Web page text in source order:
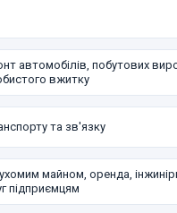
автомобілів, побутових
вжитку
та зв'язку
майном, оренда,
підприємцям